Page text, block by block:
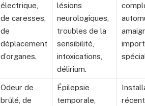
électrique,
de caresses,
de
déplacement
d’organes.
lésions
neurologiques,
troubles de la
sensibilité,
intoxications,
délirium.
Odeur de
brûlé, de
Épilepsie
temporale,